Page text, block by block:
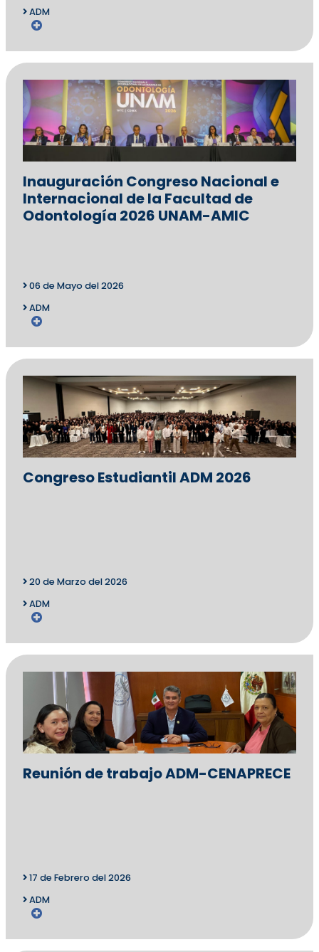
ADM
Inauguración Congreso Nacional e
Internacional de la Facultad de
Odontología 2026 UNAM-AMIC
06 de Mayo del 2026
ADM
Congreso Estudiantil ADM 2026
20 de Marzo del 2026
ADM
Reunión de trabajo ADM-CENAPRECE
17 de Febrero del 2026
ADM